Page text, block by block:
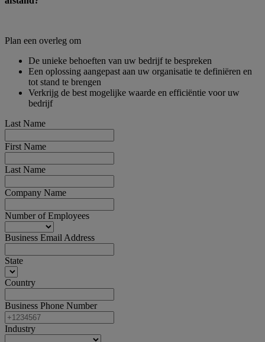
Plan een overleg om
De unieke behoeften van uw bedrijf te bespreken
Een oplossing aangepast aan uw organisatie te definiëren en
tot stand te brengen
Verkrijg de best mogelijke waarde en efficiëntie voor uw
bedrijf
Last Name
First Name
Last Name
Company Name
Number of Employees
Business Email Address
State
Country
Business Phone Number
Industry